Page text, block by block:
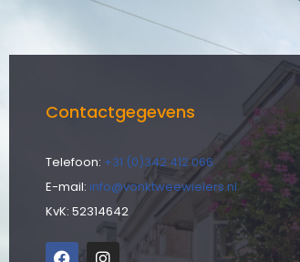
Contactgegevens
Telefoon: +31 (0)342 412 066
E-mail: info@vonktweewielers.nl
KvK: 52314642